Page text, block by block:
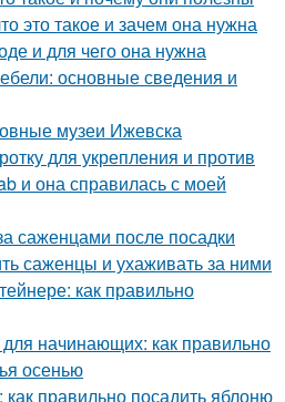
это такое и зачем она нужна
и для чего она нужна
основные сведения и
музеи Ижевска
для укрепления и против
и она справилась с моей
саженцами после посадки
саженцы и ухаживать за ними
как правильно
начинающих: как правильно
осенью
правильно посадить яблоню